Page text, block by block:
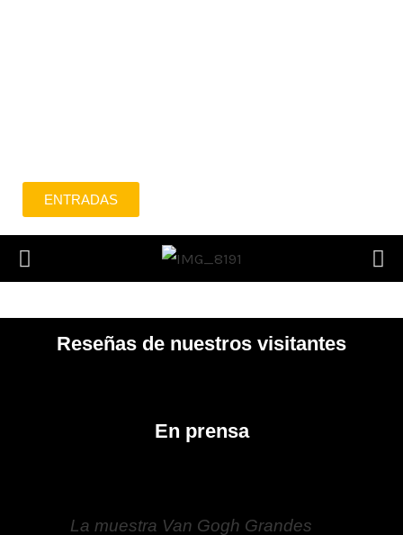
ENTRADAS
Reseñas de nuestros visitantes
En prensa
La muestra Van Gogh Grandes